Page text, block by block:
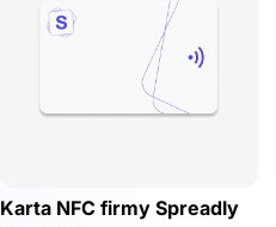
Karta NFC firmy Spreadly